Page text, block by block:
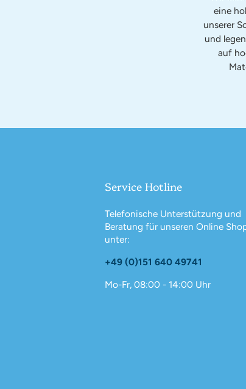
eine
unserer
und
auf
Service Hotline
Telefonische Unterstützung und
Beratung für unseren Online
unter:
+49 (0)151 640 49741
Mo-Fr, 08:00 - 14:00 Uhr